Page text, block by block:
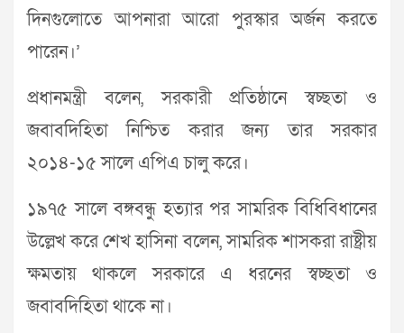
দিনগুলোতে আপনারা আরো পুরস্কার অর্জন করতে
পারেন।’
প্রধানমন্ত্রী বলেন, সরকারী প্রতিষ্ঠানে স্বচ্ছতা ও
জবাবদিহিতা নিশ্চিত করার জন্য তার সরকার
২০১৪-১৫ সালে এপিএ চালু করে।
১৯৭৫ সালে বঙ্গবন্ধু হত্যার পর সামরিক বিধিবিধানের
উল্লেখ করে শেখ হাসিনা বলেন, সামরিক শাসকরা রাষ্ট্রীয়
ক্ষমতায় থাকলে সরকারে এ ধরনের স্বচ্ছতা ও
জবাবদিহিতা থাকে না।